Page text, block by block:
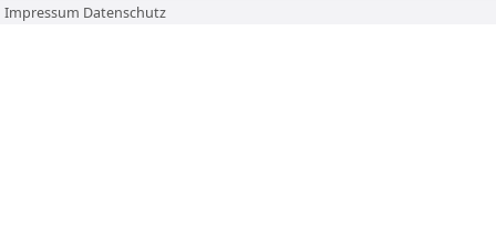
Impressum Datenschutz